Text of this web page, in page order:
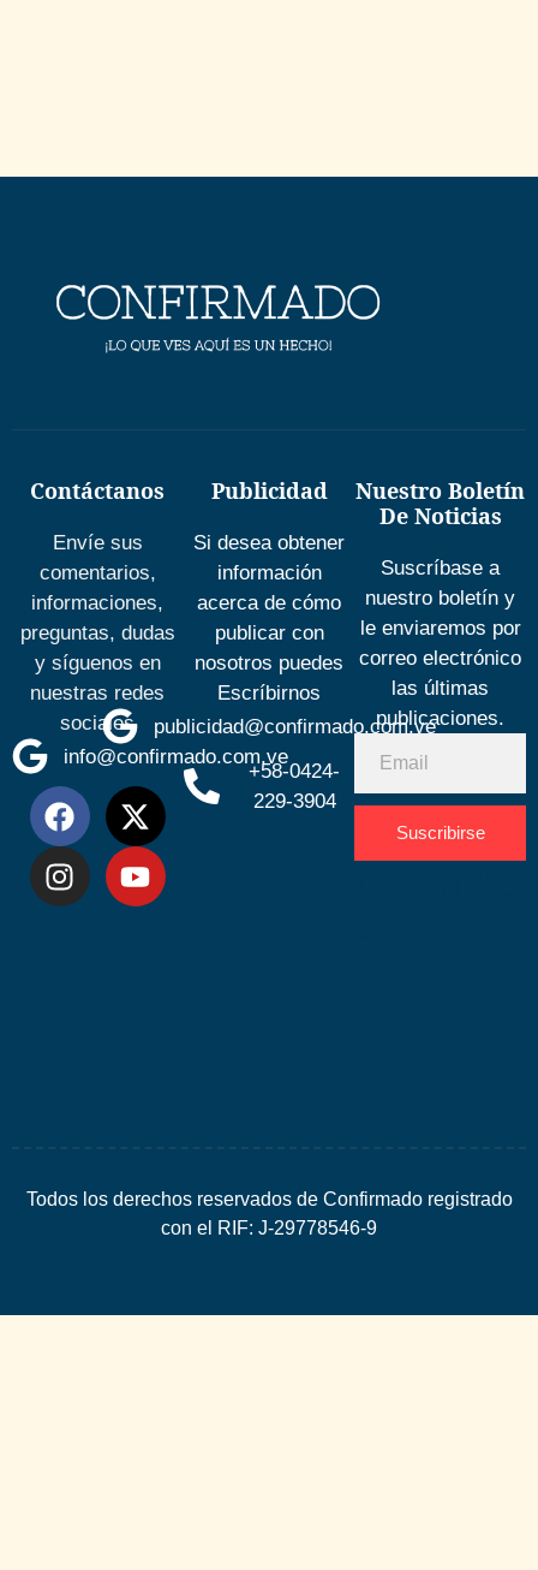
Contáctanos
Envíe sus
comentarios,
informaciones,
preguntas, dudas
y síguenos en
nuestras redes
sociales
info@confirmado.com.ve
Publicidad
Si desea obtener
información
acerca de cómo
publicar con
nosotros puedes
Escríbirnos
publicidad@confirmado.com.ve
+58-0424-
229-3904
Nuestro Boletín
De Noticias
Suscríbase a
nuestro boletín y
le enviaremos por
correo electrónico
las últimas
publicaciones.
Suscribirse
Todos los derechos reservados de Confirmado registrado
con el RIF: J-29778546-9